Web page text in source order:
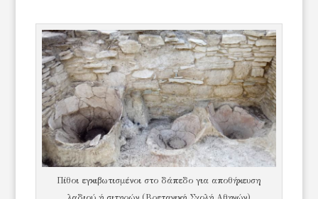
Πίθοι εγκιβωτισμένοι στο δάπεδο για αποθήκευση